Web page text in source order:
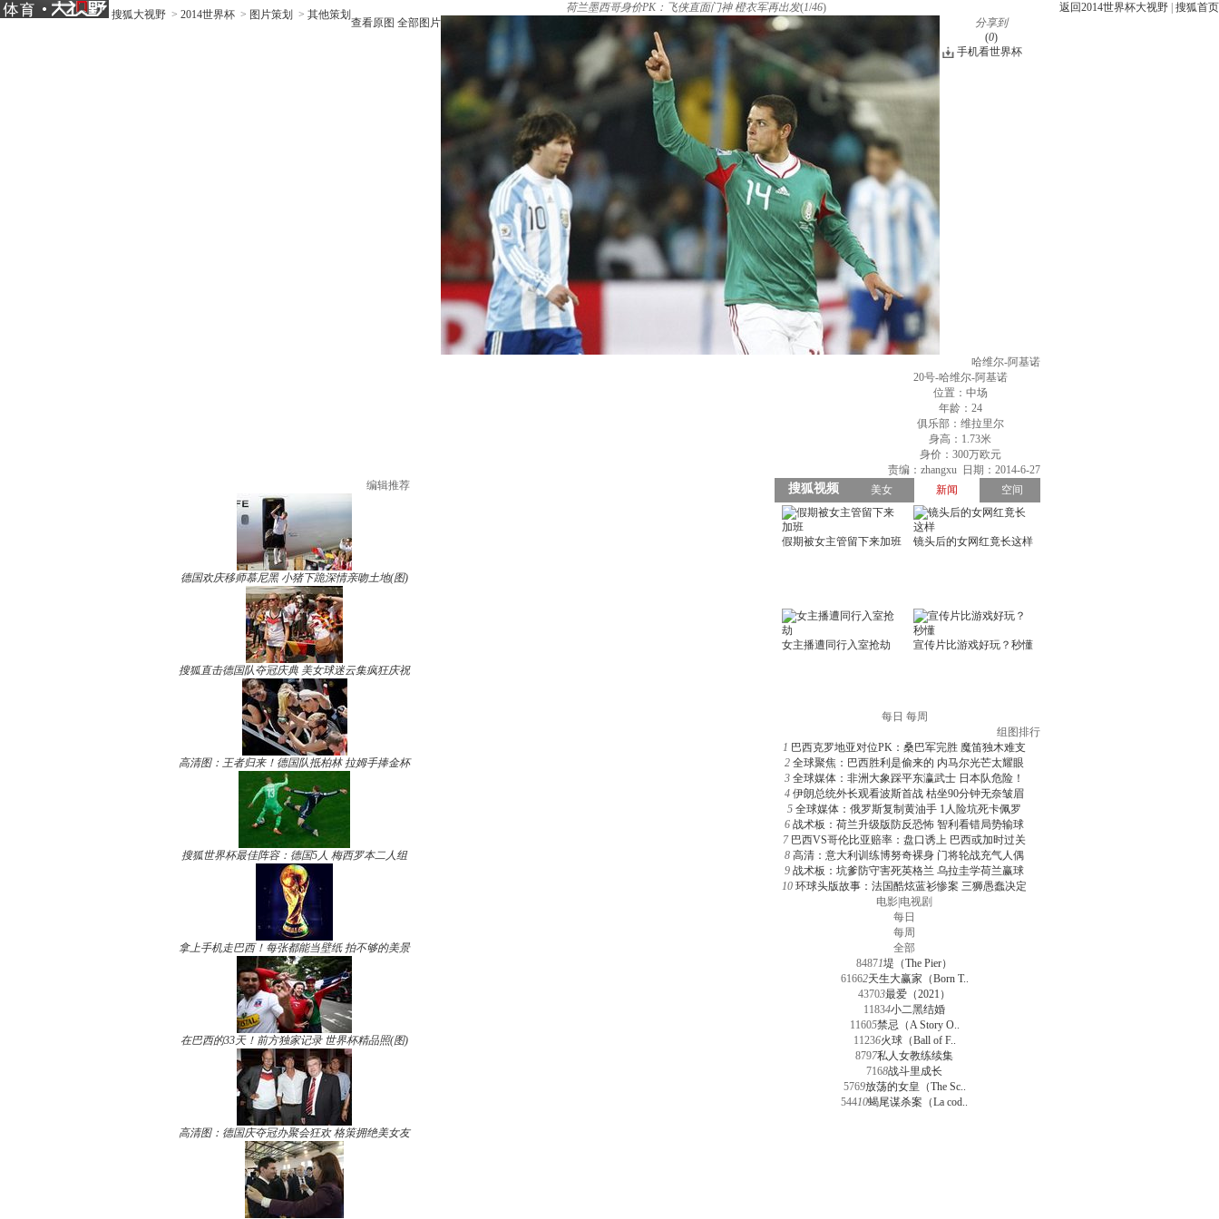
搜狐大视野 > 2014世界杯 > 图片策划 > 其他策划
返回2014世界杯大视野 搜狐首页
荷兰墨西哥身价PK：飞侠直面门神 橙衣军再出发(1/46)
查看原图 全部图片
分享到
(0)
手机看世界杯
哈维尔-阿基诺
20号-哈维尔-阿基诺
位置：中场
年龄：24
俱乐部：维拉里尔
身高：1.73米
身价：300万欧元
责编：zhangxu 日期：2014-6-27
编辑推荐
德国欢庆移师慕尼黑 小猪下跪深情亲吻土地(图)
搜狐直击德国队夺冠庆典 美女球迷云集疯狂庆祝
高清图：王者归来！德国队抵柏林 拉姆手捧金杯
搜狐世界杯最佳阵容：德国5人 梅西罗本二人组
拿上手机走巴西！每张都能当壁纸 拍不够的美景
在巴西的33天！前方独家记录 世界杯精品照(图)
高清图：德国庆夺冠办聚会狂欢 格策拥绝美女友
每日 每周
组图排行
1 巴西克罗地亚对位PK：桑巴军完胜 魔笛独木难支
2 全球聚焦：巴西胜利是偷来的 内马尔光芒太耀眼
3 全球媒体：非洲大象踩平东瀛武士 日本队危险！
4 伊朗总统外长观看波斯首战 枯坐90分钟无奈皱眉
5 全球媒体：俄罗斯复制黄油手 1人险坑死卡佩罗
6 战术板：荷兰升级版防反恐怖 智利看错局势输球
7 巴西VS哥伦比亚赔率：盘口诱上 巴西或加时过关
8 高清：意大利训练博努奇裸身 门将轮战充气人偶
9 战术板：坑爹防守害死英格兰 乌拉圭学荷兰赢球
10 环球头版故事：法国酷炫蓝衫惨案 三狮愚蠢决定
电影 电视剧
每日
每周
全部
84871堤（The Pier）
61662天生大赢家（Born T..
43703最爱（2021）
11834小二黑结婚
11605禁忌（A Story O..
11236火球（Ball of F..
8797私人女教练续集
7168战斗里成长
5769放荡的女皇（The Sc..
54410蝎尾谋杀案（La cod..